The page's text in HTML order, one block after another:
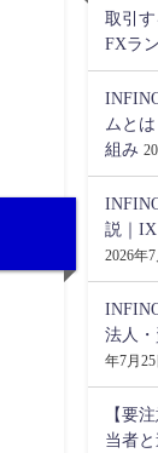
取引
FXラ
ムと
組み
説｜
2026年7
法人
年7月25
【要
当者